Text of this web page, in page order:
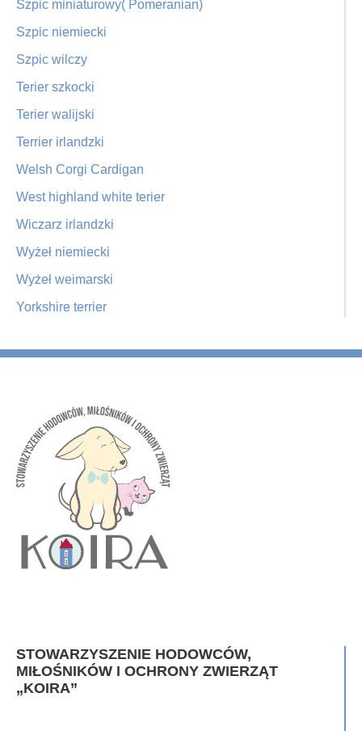
Szpic miniaturowy( Pomeranian)
Szpic niemiecki
Szpic wilczy
Terier szkocki
Terier walijski
Terrier irlandzki
Welsh Corgi Cardigan
West highland white terier
Wiczarz irlandzki
Wyżeł niemiecki
Wyżeł weimarski
Yorkshire terrier
STOWARZYSZENIE HODOWCÓW,
MIŁOŚNIKÓW I OCHRONY ZWIERZĄT
„KOIRA”